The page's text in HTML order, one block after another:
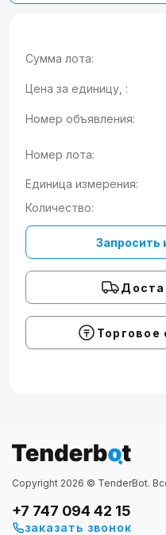
Сумма лота:
Цена за единицу, :
Номер объявления:
Номер лота:
Единица измерения:
Количество:
Запросить
Торговое
Copyright 2026 © TenderBot.
+7 747 094 42 15
заказать звонок